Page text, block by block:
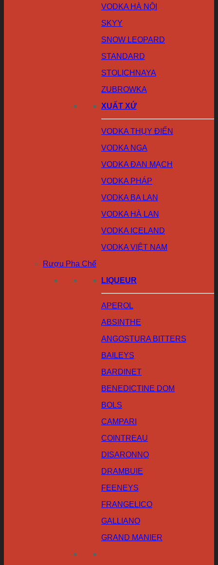
VODKA HÀ NỘI
SKYY
SNOW LEOPARD
STANDARD
STOLICHNAYA
ZUBROWKA
XUẤT XỨ
VODKA THỤY ĐIỂN
VODKA NGA
VODKA ĐAN MẠCH
VODKA PHÁP
VODKA BA LAN
VODKA HÀ LAN
VODKA ICELAND
VODKA VIỆT NAM
Rượu Pha Chế
LIQUEUR
APEROL
ABSINTHE
ANGOSTURA BITTERS
BAILEYS
BARDINET
BENEDICTINE DOM
BOLS
CAMPARI
COINTREAU
DISARONNO
DRAMBUIE
FEENEYS
FRANGELICO
GALLIANO
GRAND MANIER